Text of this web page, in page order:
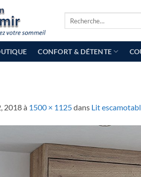
CONFORT & DÉTENTE
2018à 1500 × 1125dans Lit